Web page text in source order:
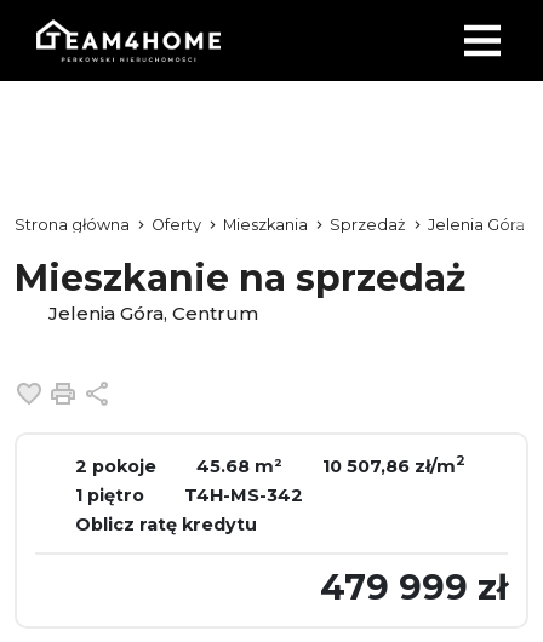
Strona główna Oferty Mieszkania Sprzedaż Jelenia Góra
Mieszkanie na sprzedaż
Jelenia Góra, Centrum
Dodaj do ulubionych
Drukuj
2 pokoje 45.68 m² 10 507,86 zł/m2
1 piętro
T4H-MS-342
Oblicz ratę kredytu
479 999 zł